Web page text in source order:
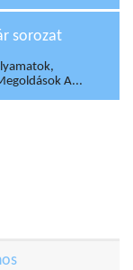
sorozat
A...